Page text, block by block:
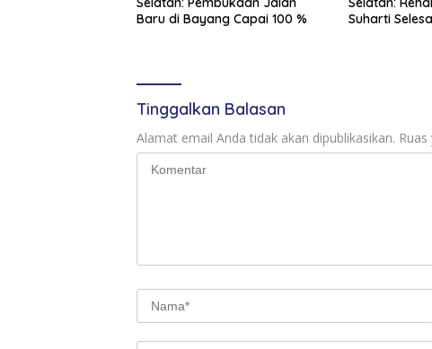
Baru di Bayang Capai 100 %
Suharti
Tinggalkan Balasan
Alamat email Anda tidak akan dipublikasikan.